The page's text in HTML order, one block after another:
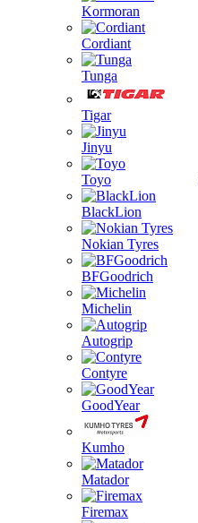
Kormoran
Cordiant
Tunga
Tigar
Jinyu
Toyo
BlackLion
Nokian Tyres
BFGoodrich
Michelin
Autogrip
Contyre
GoodYear
Kumho
Matador
Firemax